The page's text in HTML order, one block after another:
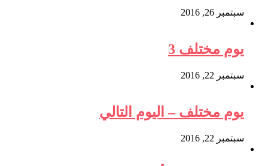
سبتمبر 26, 2016
يوم مختلف 3
سبتمبر 22, 2016
يوم مختلف – اليوم التالي
سبتمبر 22, 2016